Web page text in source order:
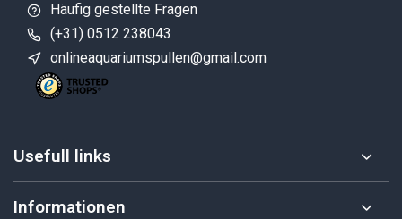
Häufig gestellte Fragen
(+31) 0512 238043
onlineaquariumspullen@gmail.com
Usefull links
Informationen